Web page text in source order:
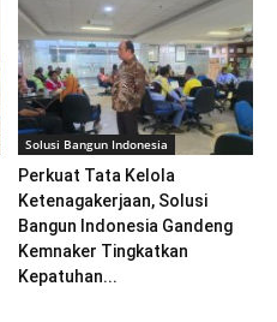
Solusi Bangun Indonesia
Perkuat Tata Kelola
Ketenagakerjaan, Solusi
Bangun Indonesia Gandeng
Kemnaker Tingkatkan
Kepatuhan...